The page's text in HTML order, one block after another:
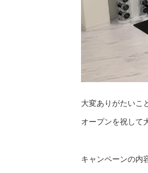
大変ありがたいこ
オープンを祝して
キャンペーンの内